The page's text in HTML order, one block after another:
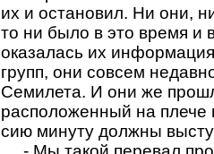
их и остановил. Ни они,
то ни было в это время и
оказалась их
групп, они совсем
Семилета. И они же
расположенный на плече
сию минуту должны